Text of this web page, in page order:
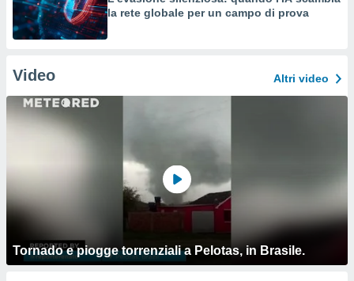
la rete globale per un campo di prova
Video Altri video
Tornado e piogge torrenziali a Pelotas, in Brasile.